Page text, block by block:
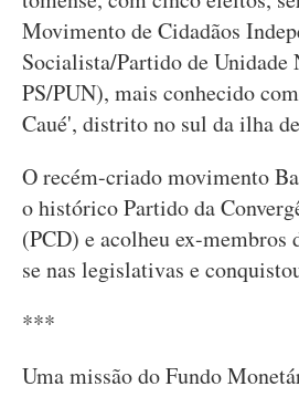
Movimento de Cidadãos
Socialista/Partido de
PS/PUN), mais conhecido
Caué', distrito no sul da ilha
O recém-criado movimento
o histórico Partido da
(PCD) e acolheu ex-membros
se nas legislativas e
***
Uma missão do Fundo